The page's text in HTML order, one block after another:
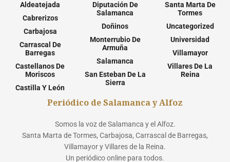
Aldeatejada
Cabrerizos
Carbajosa
Carrascal De
Barregas
Castellanos De
Moriscos
Castilla Y León
Diputación De
Salamanca
Doñinos
Monterrubio De
Armuña
Salamanca
San Esteban De La
Sierra
Santa Marta De
Tormes
Uncategorized
Universidad
Villamayor
Villares De La
Reina
Periódico de Salamanca y Alfoz
Somos la voz de Salamanca y el Alfoz.
Santa Marta de Tormes, Carbajosa, Carrascal de Barregas,
Villamayor y Villares de la Reina.
Un periódico online para todos.